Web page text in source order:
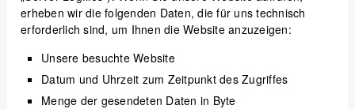
erheben wir die folgenden Daten, die für uns technisch
erforderlich sind, um Ihnen die Website anzuzeigen:
Unsere besuchte Website
Datum und Uhrzeit zum Zeitpunkt des Zugriffes
Menge der gesendeten Daten in Byte